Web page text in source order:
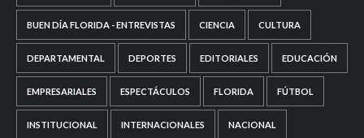
BUEN DÍA FLORIDA - ENTREVISTAS CIENCIA CULTURA
DEPARTAMENTAL DEPORTES EDITORIALES EDUCACIÓN
EMPRESARIALES ESPECTÁCULOS FLORIDA FÚTBOL
INSTITUCIONAL INTERNACIONALES NACIONAL